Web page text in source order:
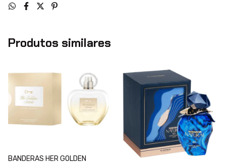
Produtos similares
BANDERAS HER GOLDEN